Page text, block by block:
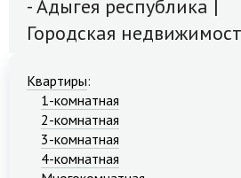
- Адыгея республика |
Городская
Квартиры:
1-комнатная
2-комнатная
3-комнатная
4-комнатная